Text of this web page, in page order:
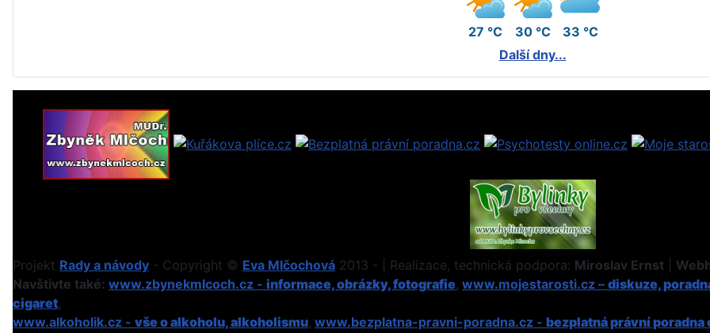
27 °C 30 °C
33 °C
Další dny...
Projekt Rady a návody - Copyright © Eva Mlčochová 2013 - | Realizace, technická podpora: Miroslav Ernst
Navštivte také: www.zbynekmlcoch.cz - informace, obrázky, fotografie, www.mojestarosti.cz – diskuze,
cigaret,
www.alkoholik.cz - vše o alkoholu, alkoholismu, www.bezplatna-pravni-poradna.cz - bezplatná právní poradna